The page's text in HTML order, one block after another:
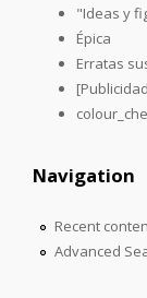
"Ideas y
Épica
Erratas
Navigation
Recent
Advanced